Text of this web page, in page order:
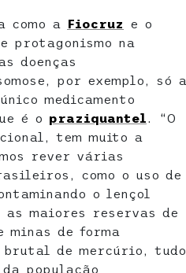
como a Fiocruz
e o
protagonismo na
doenças
por exemplo, só a
medicamento
é o praziquantel. “O
tem muito a
rever várias
como o uso de
o lençol
maiores reservas de
minas de forma
brutal de mercúrio, tudo
população